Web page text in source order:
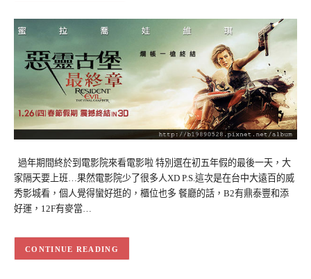
過年期間終於到電影院來看電影啦 特別選在初五年假的最後一天，大
家隔天要上班…果然電影院少了很多人XD P.S.這次是在台中大遠百的威
秀影城看，個人覺得蠻好逛的，櫃位也多 餐廳的話，B2有鼎泰豐和添
好運，12F有麥當…
CONTINUE READING